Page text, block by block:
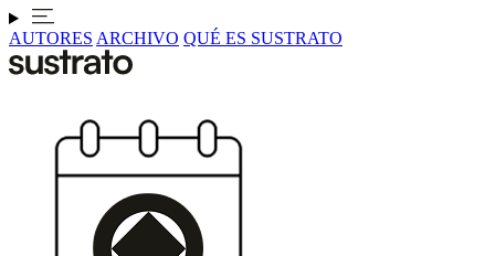
AUTORES ARCHIVO QUÉ ES SUSTRATO